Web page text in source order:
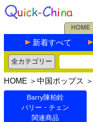
新着すべて
HOME ＞ 中国ポップス ＞
Barry陳柏銓
バリー・チェン
関連商品